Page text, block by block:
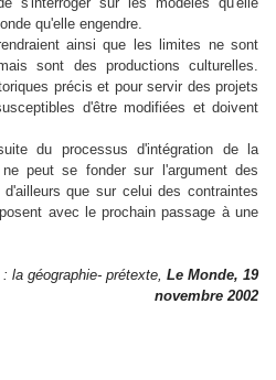
qu'elle engendre.
ainsi que les limites ne sont
sont des productions culturelles.
précis et pour servir des projets
d'être modifiées et doivent
du processus d'intégration de la
peut se fonder sur l'argument des
que sur celui des contraintes
avec le prochain passage à une
la géographie- prétexte, Le Monde, 19
novembre 2002